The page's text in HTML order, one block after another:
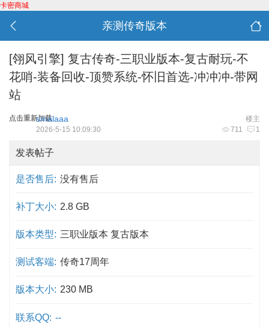
卡密商城
亲测传奇版本
[翎风引擎] 复古传奇-三职业版本-复古耐玩-不
花哨-装备回收-顶赞系统-怀旧首选-冲冲冲-带网
站
点击重新加载 楼主
smalaaa
711 1
2026-5-15 10:09:30
发表帖子
是否售后: 没有售后
补丁大小: 2.8 GB
版本类型: 三职业版本 复古版本
测试客端: 传奇17周年
版本大小: 230 MB
联系QQ: --